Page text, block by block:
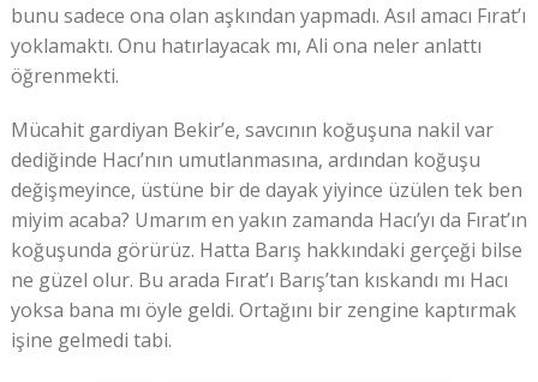
bunu sadece ona olan aşkından yapmadı. Asıl amacı Fırat’ı
yoklamaktı. Onu hatırlayacak mı, Ali ona neler anlattı
öğrenmekti.
Mücahit gardiyan Bekir’e, savcının koğuşuna nakil var
dediğinde Hacı’nın umutlanmasına, ardından koğuşu
değişmeyince, üstüne bir de dayak yiyince üzülen tek ben
miyim acaba? Umarım en yakın zamanda Hacı’yı da Fırat’ın
koğuşunda görürüz. Hatta Barış hakkındaki gerçeği bilse
ne güzel olur. Bu arada Fırat’ı Barış’tan kıskandı mı Hacı
yoksa bana mı öyle geldi. Ortağını bir zengine kaptırmak
işine gelmedi tabi.